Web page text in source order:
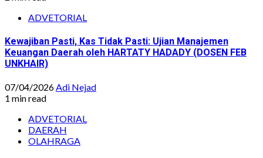
ADVETORIAL
Kewajiban Pasti, Kas Tidak Pasti: Ujian Manajemen
Keuangan Daerah oleh HARTATY HADADY (DOSEN FEB
UNKHAIR)
07/04/2026Adi Nejad
1 min read
ADVETORIAL
DAERAH
OLAHRAGA